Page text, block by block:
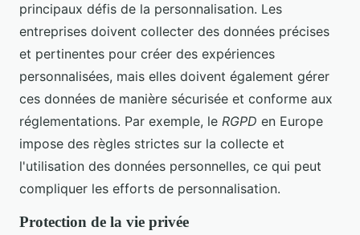
principaux défis de la personnalisation. Les
entreprises doivent collecter des données précises
et pertinentes pour créer des expériences
personnalisées, mais elles doivent également gérer
ces données de manière sécurisée et conforme aux
réglementations. Par exemple, le RGPD en Europe
impose des règles strictes sur la collecte et
l'utilisation des données personnelles, ce qui peut
compliquer les efforts de personnalisation.
Protection de la vie privée